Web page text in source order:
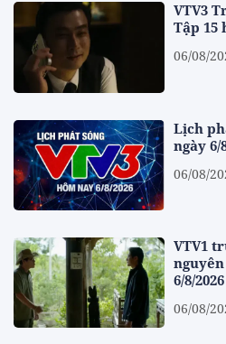
VTV3
Tập 15
06/08/
Lịch
ngày 6/
06/08/
VTV1
6/8/2026
06/08/